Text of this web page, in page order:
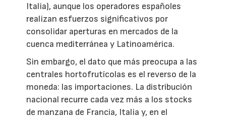
Italia), aunque los operadores españoles
realizan esfuerzos significativos por
consolidar aperturas en mercados de la
cuenca mediterránea y Latinoamérica.
Sin embargo, el dato que más preocupa a las
centrales hortofrutícolas es el reverso de la
moneda: las importaciones. La distribución
nacional recurre cada vez más a los stocks
de manzana de Francia, Italia y, en el